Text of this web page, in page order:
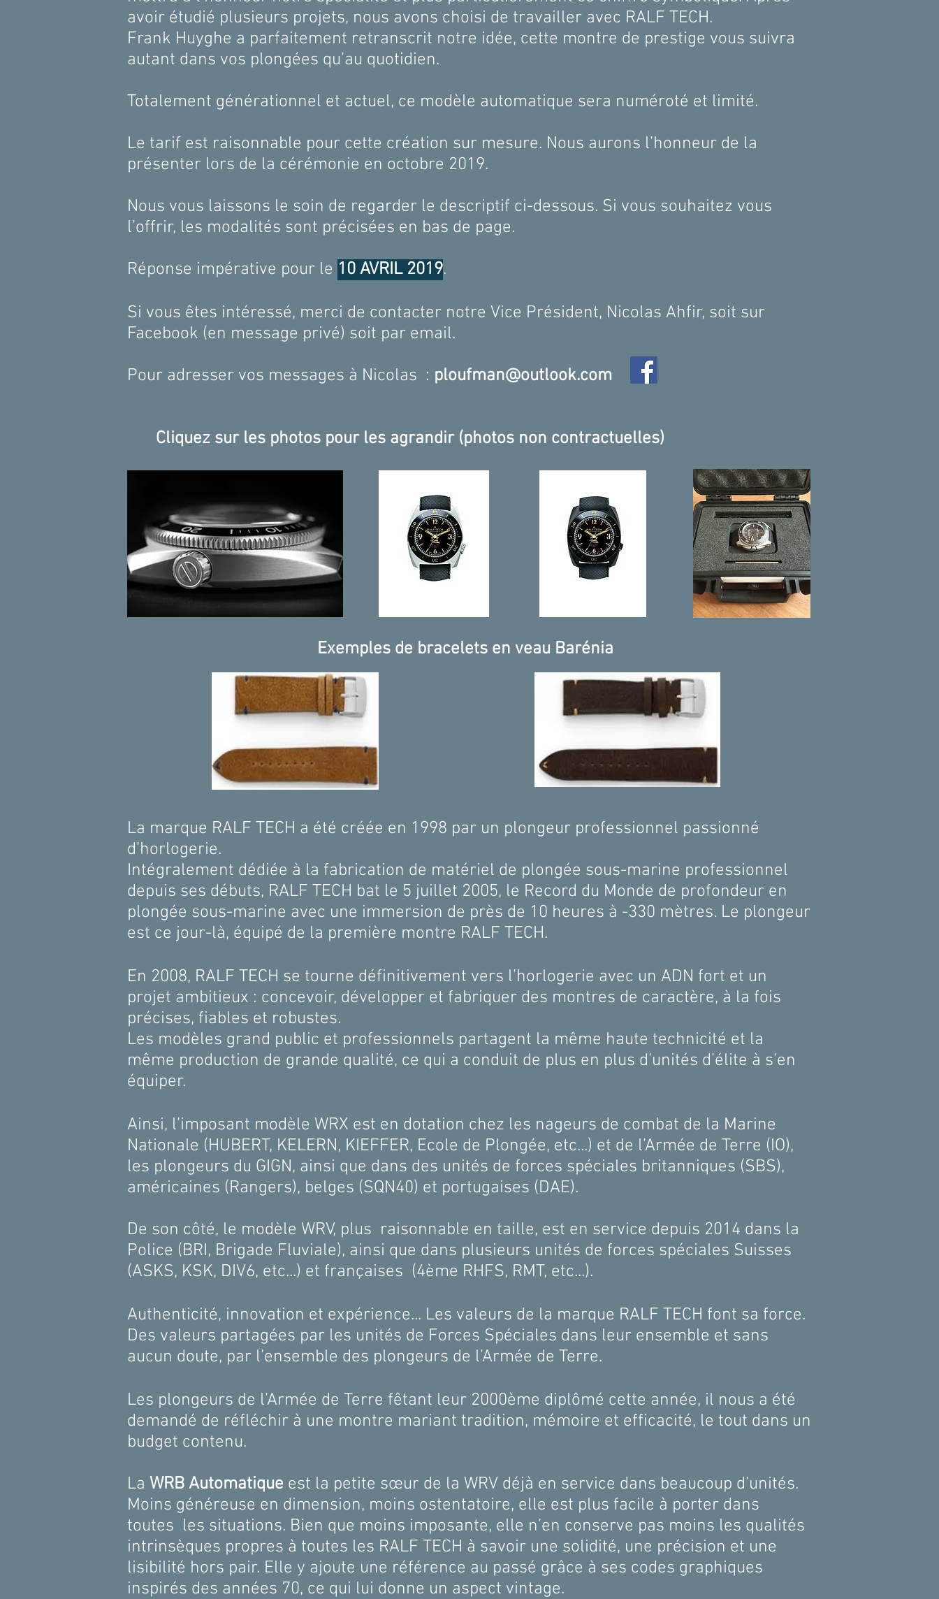
avoir étudié plusieurs projets, nous avons choisi de travailler avec RALF TECH.
Frank Huyghe a parfaitement retranscrit notre idée, cette montre de prestige vous suivra
autant dans vos plongées qu’au quotidien.
Totalement générationnel et actuel, ce modèle automatique sera numéroté et limité.
Le tarif est raisonnable pour cette création sur mesure. Nous aurons l’honneur de la
présenter lors de la cérémonie en octobre 2019.
Nous vous laissons le soin de regarder le descriptif ci-dessous. Si vous souhaitez vous
l’offrir, les modalités sont précisées en bas de page.
Réponse impérative pour le 10 AVRIL 2019.
Si vous êtes intéressé, merci de contacter notre Vice Président, Nicolas Ahfir, soit sur
Facebook (en message privé) soit par email.
Pour adresser vos messages à Nicolas : ploufman@outlook.com
Cliquez sur les photos pour les agrandir (photos non contractuelles)
Exemples de bracelets en veau Barénia
La marque RALF TECH a été créée en 1998 par un plongeur professionnel passionné
d’horlogerie.
Intégralement dédiée à la fabrication de matériel de plongée sous-marine professionnel
depuis ses débuts, RALF TECH bat le 5 juillet 2005, le Record du Monde de profondeur en
plongée sous-marine avec une immersion de près de 10 heures à -330 mètres. Le plongeur
est ce jour-là, équipé de la première montre RALF TECH.
En 2008, RALF TECH se tourne définitivement vers l’horlogerie avec un ADN fort et un
projet ambitieux : concevoir, développer et fabriquer des montres de caractère, à la fois
précises, fiables et robustes.
Les modèles grand public et professionnels partagent la même haute technicité et la
même production de grande qualité, ce qui a conduit de plus en plus d’unités d’élite à s’en
équiper.
Ainsi, l’imposant modèle WRX est en dotation chez les nageurs de combat de la Marine
Nationale (HUBERT, KELERN, KIEFFER, Ecole de Plongée, etc...) et de l’Armée de Terre (IO),
les plongeurs du GIGN, ainsi que dans des unités de forces spéciales britanniques (SBS),
américaines (Rangers), belges (SQN40) et portugaises (DAE).
De son côté, le modèle WRV, plus raisonnable en taille, est en service depuis 2014 dans la
Police (BRI, Brigade Fluviale), ainsi que dans plusieurs unités de forces spéciales Suisses
(ASKS, KSK, DIV6, etc...) et françaises (4ème RHFS, RMT, etc...).
Authenticité, innovation et expérience... Les valeurs de la marque RALF TECH font sa force.
Des valeurs partagées par les unités de Forces Spéciales dans leur ensemble et sans
aucun doute, par l’ensemble des plongeurs de l’Armée de Terre.
Les plongeurs de l’Armée de Terre fêtant leur 2000ème diplômé cette année, il nous a été
demandé de réfléchir à une montre mariant tradition, mémoire et efficacité, le tout dans un
budget contenu.
La WRB Automatique est la petite sœur de la WRV déjà en service dans beaucoup d’unités.
Moins généreuse en dimension, moins ostentatoire, elle est plus facile à porter dans
toutes les situations. Bien que moins imposante, elle n’en conserve pas moins les qualités
intrinsèques propres à toutes les RALF TECH à savoir une solidité, une précision et une
lisibilité hors pair. Elle y ajoute une référence au passé grâce à ses codes graphiques
inspirés des années 70, ce qui lui donne un aspect vintage.